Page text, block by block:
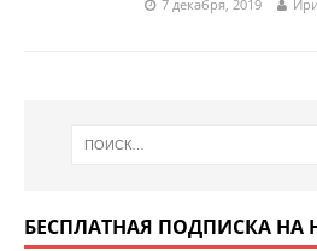
7 декабря, 2019
БЕСПЛАТНАЯ ПОДПИСКА